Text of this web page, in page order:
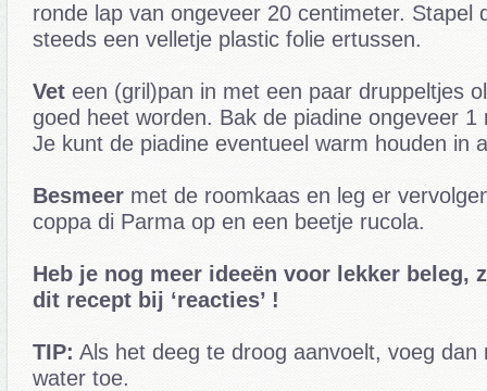
ronde lap van ongeveer 20 centimeter. Stapel
steeds een velletje plastic folie ertussen.
Vet een (gril)pan in met een paar druppeltjes
goed heet worden. Bak de piadine ongeveer 1
Je kunt de piadine eventueel warm houden in
Besmeer met de roomkaas en leg er
coppa di Parma op en een beetje rucola.
Heb je nog meer ideeën voor lekker beleg,
dit recept bij ‘reacties’ !
TIP: Als het deeg te droog aanvoelt, voeg dan
water toe.